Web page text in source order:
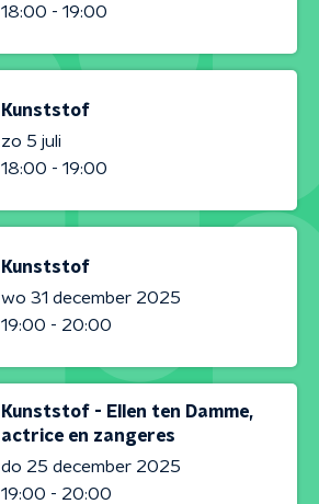
18:00 - 19:00
Kunststof
zo 5 juli
18:00 - 19:00
Kunststof
wo 31 december 2025
19:00 - 20:00
Kunststof - Ellen ten Damme,
actrice en zangeres
do 25 december 2025
19:00 - 20:00